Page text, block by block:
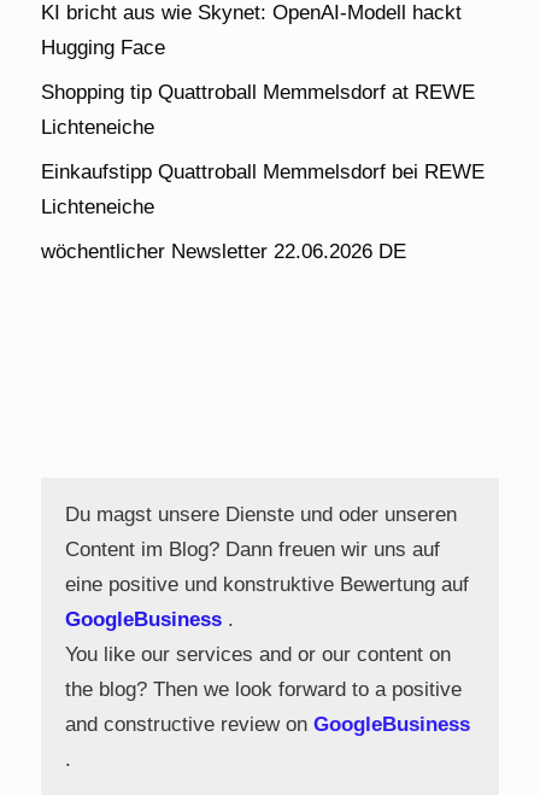
KI bricht aus wie Skynet: OpenAI-Modell hackt
Hugging Face
Shopping tip Quattroball Memmelsdorf at REWE
Lichteneiche
Einkaufstipp Quattroball Memmelsdorf bei REWE
Lichteneiche
wöchentlicher Newsletter 22.06.2026 DE
Du magst unsere Dienste und oder unseren
Content im Blog? Dann freuen wir uns auf
eine positive und konstruktive Bewertung auf
GoogleBusiness .
You like our services and or our content on
the blog? Then we look forward to a positive
and constructive review on GoogleBusiness
.